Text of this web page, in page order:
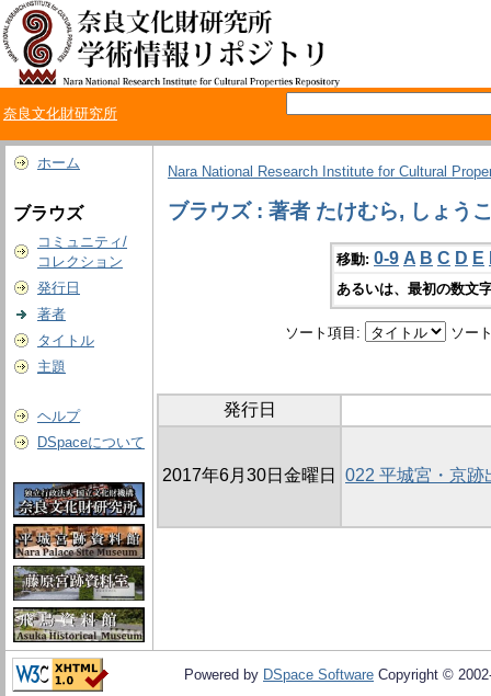
奈良文化財研究所
ホーム
ブラウズ
コミュニティ/
コレクション
発行日
著者
タイトル
主題
ヘルプ
DSpaceについて
Nara National Research Institute for Cultural
ブラウズ : 著者 たけむら, しょう
移動: 0-9 A B C D E
あるいは、最初の数文
ソート項目: ソー
発行日
2017年6月30日金曜日 022 平城宮・京跡
Powered by DSpace Software Copyright ©